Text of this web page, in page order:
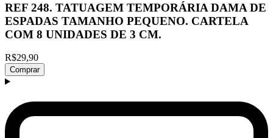
REF 248. TATUAGEM TEMPORÁRIA DAMA DE
ESPADAS TAMANHO PEQUENO. CARTELA
COM 8 UNIDADES DE 3 CM.
R$29,90
Comprar